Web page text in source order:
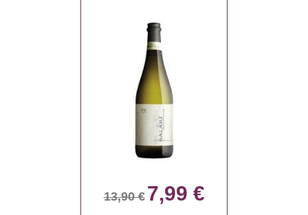
13,90 € 7,99 €